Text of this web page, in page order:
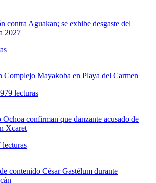
contra Aguakan; se exhibe desgaste del
2027
Complejo Mayakoba en Playa del Carmen
lecturas
confirman que danzante acusado de
Xcaret
lecturas
contenido César Gastélum durante